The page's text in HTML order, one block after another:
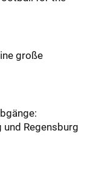
große
Regensburg